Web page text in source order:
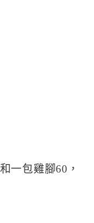
一包雞腳60，